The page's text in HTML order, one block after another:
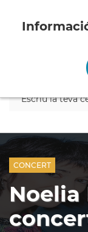
contingut
CONCERT
Noelia
personal